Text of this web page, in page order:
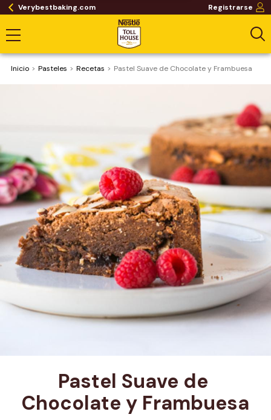
Verybestbaking.com Registrarse
Inicio Pasteles Recetas Pastel Suave de Chocolate y Frambuesa
Pastel Suave de
Chocolate y Frambuesa